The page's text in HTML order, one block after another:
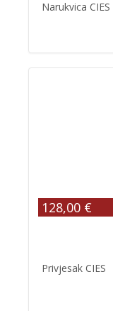
Narukvica CIES
128,00 €
Privjesak CIES